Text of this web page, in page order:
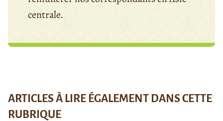
centrale.
ARTICLES À LIRE ÉGALEMENT DANS CETTE
RUBRIQUE